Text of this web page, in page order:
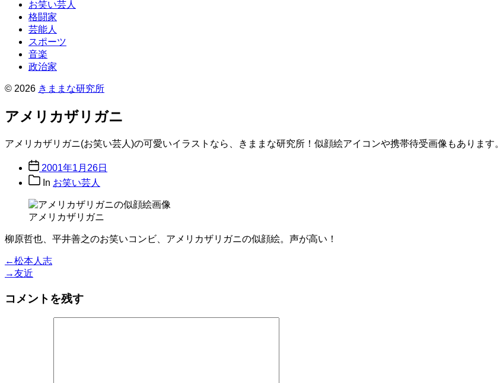
お笑い芸人
格闘家
芸能人
スポーツ
音楽
政治家
© 2026 きままな研究所
アメリカザリガニ
アメリカザリガニ(お笑い芸人)の可愛いイラストなら、きままな研究所！似顔絵アイコンや携帯待受画像もあります。
Post
date
2001年1月26日
Post
categories
In お笑い芸人
アメリカザリガニ
柳原哲也、平井善之のお笑いコンビ、アメリカザリガニの似顔絵。声が高い！
投
稿
ナ
←Previous
post:
松本人志
→ Next
友近
コメントを残す